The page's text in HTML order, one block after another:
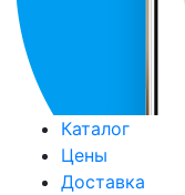
Каталог
Цены
Доставка